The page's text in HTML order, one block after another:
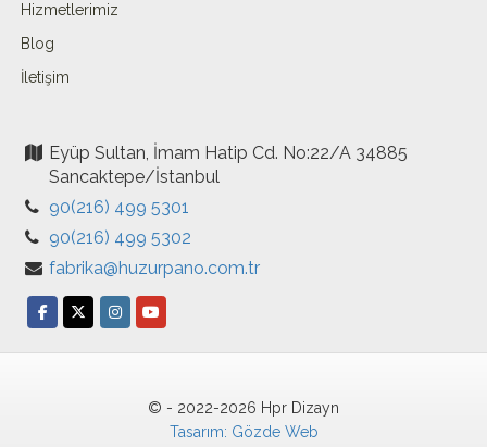
Hizmetlerimiz
Blog
İletişim
Eyüp Sultan, İmam Hatip Cd. No:22/A 34885
Sancaktepe/İstanbul
90(216) 499 5301
90(216) 499 5302
fabrika@huzurpano.com.tr
© - 2022-2026 Hpr Dizayn
Tasarım: Gözde Web